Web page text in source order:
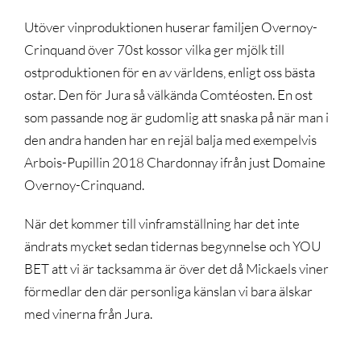
Utöver vinproduktionen huserar familjen Overnoy-
Crinquand över 70st kossor vilka ger mjölk till
ostproduktionen för en av världens, enligt oss bästa
ostar. Den för Jura så välkända Comtéosten. En ost
som passande nog är gudomlig att snaska på när man i
den andra handen har en rejäl balja med exempelvis
Arbois-Pupillin 2018 Chardonnay ifrån just Domaine
Overnoy-Crinquand.
När det kommer till vinframställning har det inte
ändrats mycket sedan tidernas begynnelse och YOU
BET att vi är tacksamma är över det då Mickaels viner
förmedlar den där personliga känslan vi bara älskar
med vinerna från Jura.